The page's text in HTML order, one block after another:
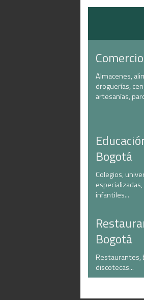
Almacenes,
droguerías,
artesanías,
Bogotá
Colegios,
infantiles...
Bogotá
Restaurantes,
discotecas...